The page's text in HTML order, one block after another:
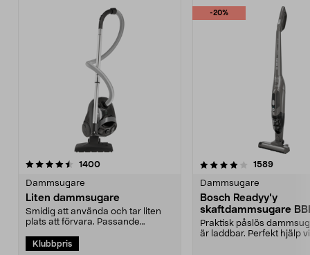
1400recensioner
Dammsugare
Liten dammsugare
Smidig att använda och tar liten
plats att förvara. Passande
Klubbpris
-20%
4.0 av 5 stjärnor 1589
Dammsugare
Bosch Readyy'y
skaftdammsugare
14,4 V
Praktisk påslös
är laddbar. Perfekt hjälp
4.5 av 5 stjärnor